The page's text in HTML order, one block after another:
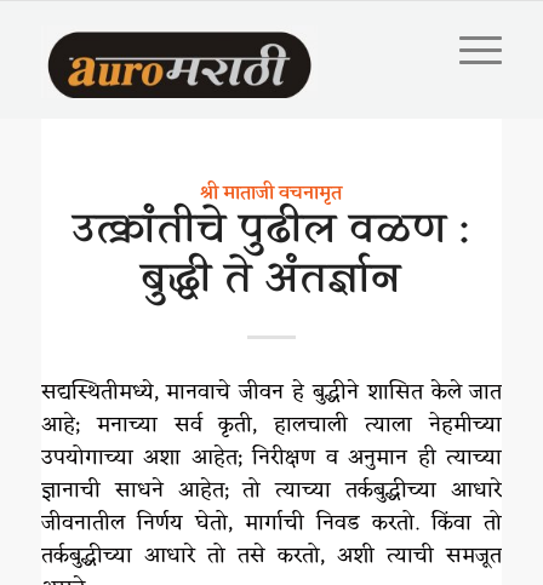
श्री माताजी वचनामृत
उत्क्रांतीचे पुढील वळण :
बुद्धी ते अंतर्ज्ञान
सद्यस्थितीमध्ये, मानवाचे जीवन हे बुद्धीने शासित केले जात
आहे; मनाच्या सर्व कृती, हालचाली त्याला नेहमीच्या
उपयोगाच्या अशा आहेत; निरीक्षण व अनुमान ही त्याच्या
ज्ञानाची साधने आहेत; तो त्याच्या तर्कबुद्धीच्या आधारे
जीवनातील निर्णय घेतो, मार्गाची निवड करतो. किंवा तो
तर्कबुद्धीच्या आधारे तो तसे करतो, अशी त्याची समजूत